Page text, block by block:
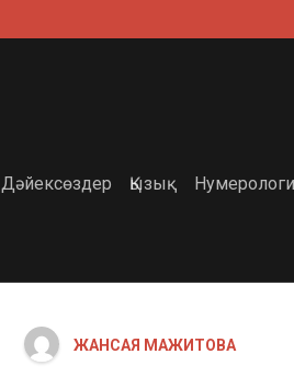
Дәйексөздер Қызық
ЖАНСАЯ МАЖИТОВА